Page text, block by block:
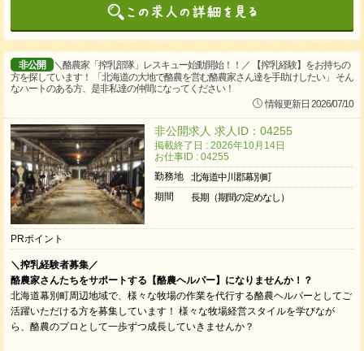
非公開
＼酪農家「搾乳部隊」レスキュー始動開始！！／ 【搾乳経験】をお持ちの
方を探しています！ 「北海道の大地で酪農を営む酪農家さん達を手助けしたい」 そん
なハートのある方、是非私達の仲間になってください！
情報更新日 2026/07/10
非公開求人 求人ID：04255
掲載終了日 : 2026年10月14日
お仕事ID : 04255
勤務地
北海道中川郡幕別町
期間
長期（期間の定めなし）
PRポイント
＼搾乳経験者募集／
酪農家さんたちをサポートする【酪農ヘルパー】になりませんか！？
北海道幕別町周辺地域で、様々な牧場の作業を代行する酪農ヘルパーとしてご
活躍いただける方を募集しています！ 様々な牧場経営スタイルを学びなが
ら、酪農のプロとして一歩ずつ成長していきませんか？